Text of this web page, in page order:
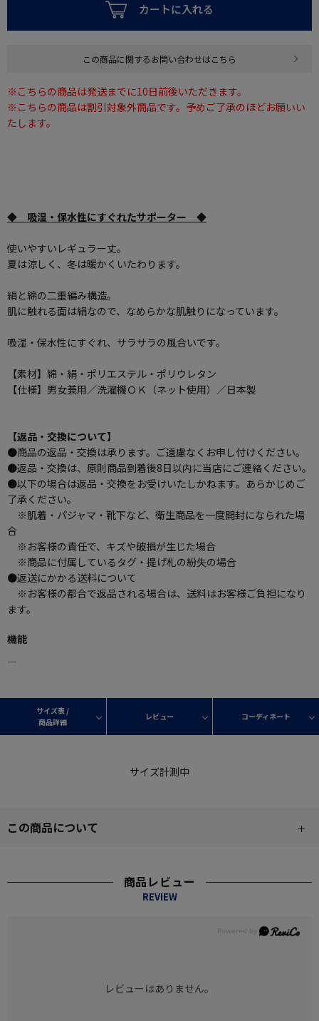
カートに入れる
この商品に関するお問い合わせはこちら
※こちらの商品は発送までに10日前後いただきます。
※こちらの商品は割引対象外商品です。予めご了承のほどお願いい
たします。
◆ 吸湿・保水性にすぐれたサポーター ◆
使いやすいレギュラー丈。
夏は涼しく、冬は暖かくいたわります。
絹と綿の二重編み構造。
肌に触れる面は絹なので、なめらかな肌触りになっています。
吸湿・保水性にすぐれ、サラサラの風合いです。
【素材】綿・絹・ポリエステル・ポリウレタン
【仕様】男女兼用／洗濯機ＯＫ（ネット使用）／日本製
【返品・交換について】
●商品の返品・交換は承ります。ご遠慮なくお申し付けください。
●返品・交換は、原則商品到着後8日以内に当店にご連絡ください。
●以下の場合は返品・交換をお受けいたしかねます。あらかじめご
了承ください。
※肌着・パジャマ・靴下など、衛生商品を一度開封になられた場
合
※お客様の責任で、キズや破損が生じた場合
※商品に付属しているタグ・提げ札の紛失の場合
●返送にかかる送料について
※お客様の都合で返品される場合は、送料はお客様ご負担になり
ます。
機能
―
サイズ表 /
商品詳細
レビュー コーディネート
サイズ計測中
この商品について
商品レビュー
REVIEW
レビューはありません。